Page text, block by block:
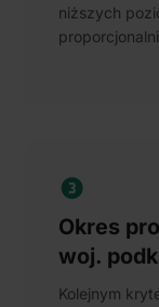
niższych
Okres
woj.
Kolejnym